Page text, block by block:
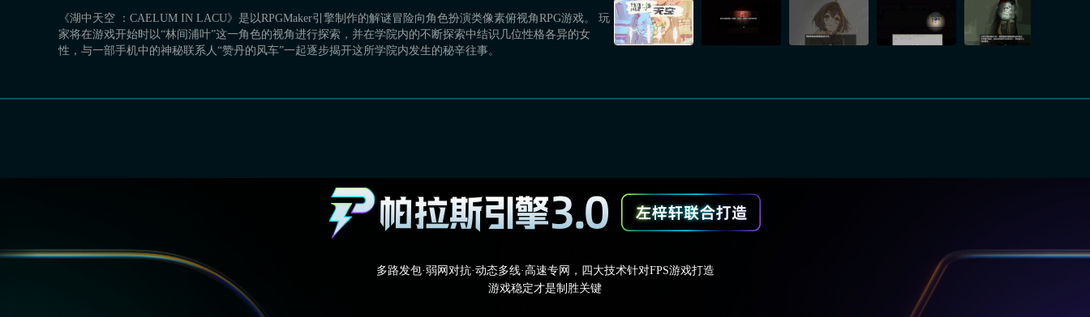
《湖中天空 ：CAELUM IN LACU》是以RPGMaker引擎制作的解谜冒险向角色扮演类像素俯视角RPG游戏。 玩
家将在游戏开始时以“林间浦叶”这一角色的视角进行探索，并在学院内的不断探索中结识几位性格各异的女
性，与一部手机中的神秘联系人“赞丹的风车”一起逐步揭开这所学院内发生的秘辛往事。
多路发包·弱网对抗·动态多线·高速专网，四大技术针对FPS游戏打造
游戏稳定才是制胜关键